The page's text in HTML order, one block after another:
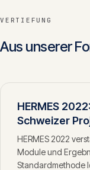
VERTIEFUNG
Aus unserer
HERMES
Schweizer
HERMES 2022
Module und
Standardmethode